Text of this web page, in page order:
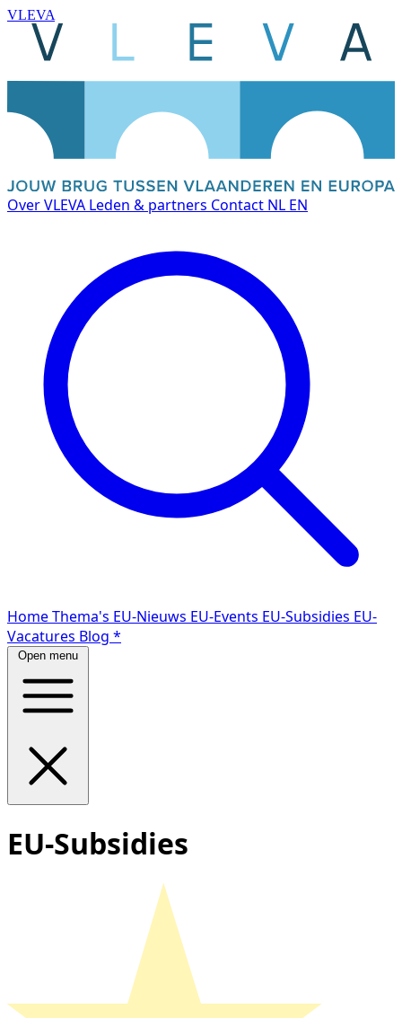
VLEVA
Over VLEVA Leden & partners Contact NL EN
HomeThema's EU-Nieuws EU-Events EU-Subsidies EU-
Vacatures Blog *
Open menu
EU-Subsidies